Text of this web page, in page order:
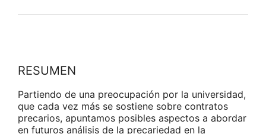
RESUMEN
Partiendo de una preocupación por la universidad,
que cada vez más se sostiene sobre contratos
precarios, apuntamos posibles aspectos a abordar
en futuros análisis de la precariedad en la